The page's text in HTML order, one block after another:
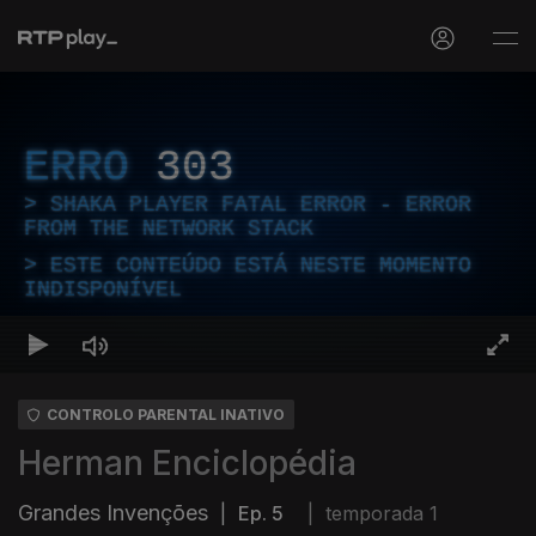
ERRO 303
SHAKA PLAYER FATAL ERROR - ERROR
FROM THE NETWORK STACK
ESTE CONTEÚDO ESTÁ NESTE MOMENTO
INDISPONÍVEL
CONTROLO PARENTAL INATIVO
Herman Enciclopédia
Grandes Invenções Ep. 5 temporada 1